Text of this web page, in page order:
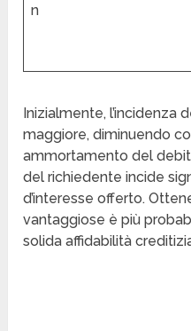
n
Inizialmente, l’incidenza
maggiore, diminuendo
ammortamento del
del richiedente incide
d’interesse offerto.
vantaggiose è più
solida affidabilità